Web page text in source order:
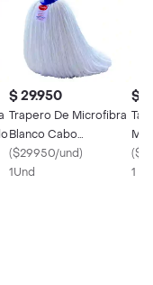
$ 29.950
Trapero De Microfibra
Blanco Cabo
Laminado
($29950/und)
1Und
$
(
1 X